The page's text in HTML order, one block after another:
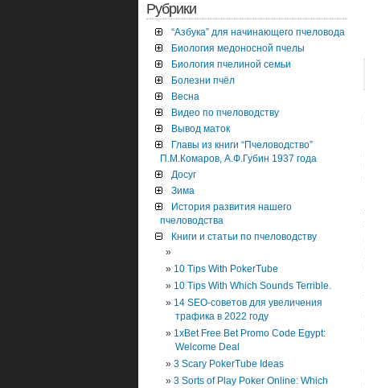
Рубрики
“Азбука” для начинающего пчеловода
Биология медоносной пчелы
Биология пчелиной семьи
Болезни пчёл
Весна
Видео по пчеловодству
Вывод маток
Главы из книги “Пчеловодство”
П.М.Комаров, А.Ф.Губин 1937 года
Досуг
Зима
История развития нашего
пчеловодства
Книги и статьи по пчеловодству
10 Tips With PokerTube
10 Tips With Which Sounds Terrible.
14 SEO-советов для увеличения
трафика в 2022 году
1xBet Free Bet Promo Code Egypt:
Welcome Deal
3 Scary PokerTube Ideas
3 Sorts of Play Poker Online: Which